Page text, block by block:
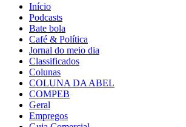
Início
Podcasts
Bate bola
Café & Política
Jornal do meio dia
Classificados
Colunas
COLUNA DA ABEL
COMPEB
Geral
Empregos